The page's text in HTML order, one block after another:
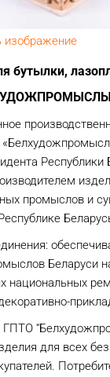
изображение
бутылки, л
Республики
промыслов и
Беларуси
национальных
ГПТО
для всех